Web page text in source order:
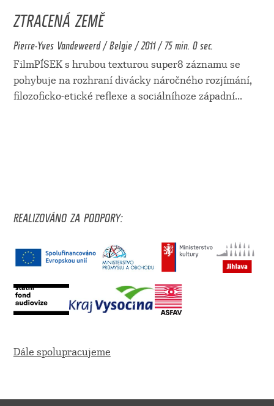
ZTRACENÁ ZEMĚ
Pierre-Yves Vandeweerd / Belgie / 2011 / 75 min. 0 sec.
FilmPÍSEK s hrubou texturou super8 záznamu se
pohybuje na rozhraní divácky náročného rozjímání,
filozoficko-etické reflexe a sociálníhoze západní...
REALIZOVÁNO ZA PODPORY:
Dále spolupracujeme